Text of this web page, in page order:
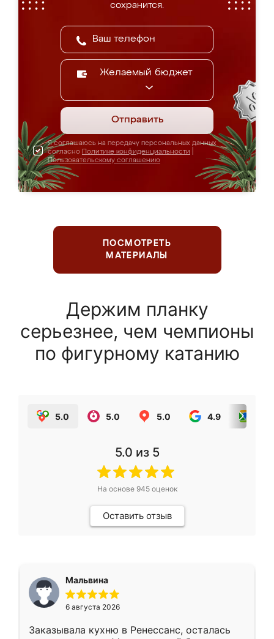
сохранится.
Желаемый бюджет
Отправить
Я соглашаюсь на передачу персональных данных
согласно Политике конфиденциальности
Пользовательскому соглашению
ПОСМОТРЕТЬ
МАТЕРИАЛЫ
Держим планку
серьезнее, чем чемпионы
по фигурному катанию
5.0 5.0 5.0 4.9
5.0 из 5
На основе 945оценок
Оставить отзыв
Мальвина
6 августа 2026
Заказывала кухню в Ренессанс, осталась